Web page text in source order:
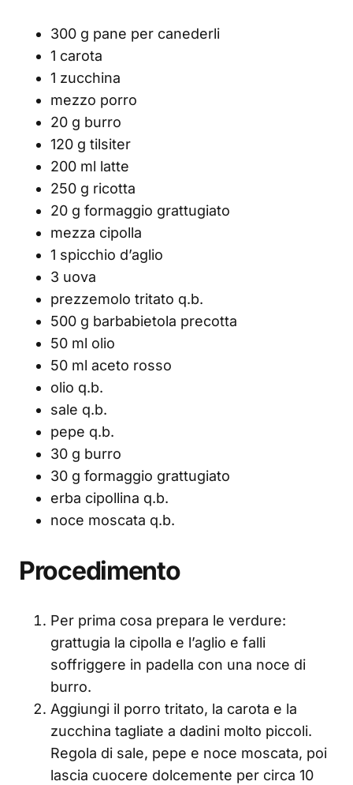
300 g pane per canederli
1 carota
1 zucchina
mezzo porro
20 g burro
120 g tilsiter
200 ml latte
250 g ricotta
20 g formaggio grattugiato
mezza cipolla
1 spicchio d’aglio
3 uova
prezzemolo tritato q.b.
500 g barbabietola precotta
50 ml olio
50 ml aceto rosso
olio q.b.
sale q.b.
pepe q.b.
30 g burro
30 g formaggio grattugiato
erba cipollina q.b.
noce moscata q.b.
Procedimento
Per prima cosa prepara le verdure:
grattugia la cipolla e l’aglio e falli
soffriggere in padella con una noce di
burro.
Aggiungi il porro tritato, la carota e la
zucchina tagliate a dadini molto piccoli.
Regola di sale, pepe e noce moscata, poi
lascia cuocere dolcemente per circa 10